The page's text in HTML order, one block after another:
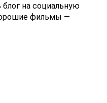
на социальную
фильмы —